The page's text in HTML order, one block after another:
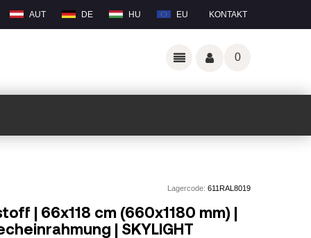
AUT DE HU EU KONTAKT
0
Lagercode: 611RAL8019
| 66x118 cm (660x1180 mm) |
| SKYLIGHT